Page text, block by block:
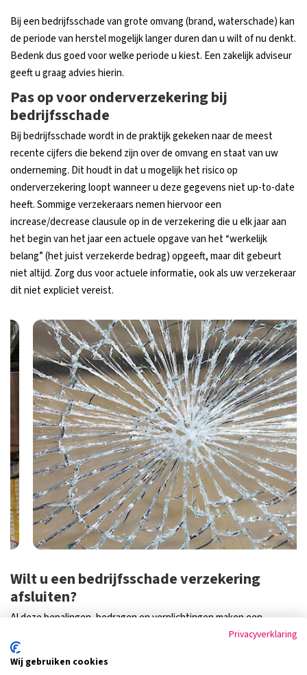
Bij een bedrijfsschade van grote omvang (brand, waterschade) kan
de periode van herstel mogelijk langer duren dan u wilt of nu denkt.
Bedenk dus goed voor welke periode u kiest. Een zakelijk adviseur
geeft u graag advies hierin.
Pas op voor onderverzekering bij
bedrijfsschade
Bij bedrijfsschade wordt in de praktijk gekeken naar de meest
recente cijfers die bekend zijn over de omvang en staat van uw
onderneming. Dit houdt in dat u mogelijk het risico op
onderverzekering loopt wanneer u deze gegevens niet up-to-date
heeft. Sommige verzekeraars nemen hiervoor een
increase/decrease clausule op in de verzekering die u elk jaar aan
het begin van het jaar een actuele opgave van het “werkelijk
belang” (het juist verzekerde bedrag) opgeeft, maar dit gebeurt
niet altijd. Zorg dus voor actuele informatie, ook als uw verzekeraar
dit niet expliciet vereist.
Wilt u een bedrijfsschade verzekering
afsluiten?
Al deze bepalingen, bedragen en verplichtingen maken een
bedrijfsschadeverzekering een complex geheel. Daarom is het fijn
als u hierbij advies krijgt van een adviseur die u ook regelmatig op
de hoogte houdt van de verplichtingen en u helpt de juiste optie
Privacyverklaring
Wij gebruiken cookies